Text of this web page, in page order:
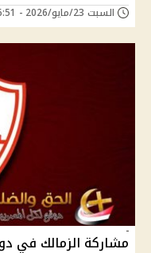
السبت 23/مايو/2026 - 06:51 م
مشاركة الزمالك في